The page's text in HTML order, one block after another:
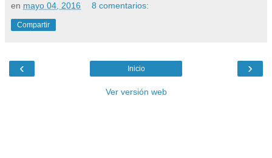
en mayo 04, 2016 8 comentarios:
Compartir
‹ ›
Inicio
Ver versión web